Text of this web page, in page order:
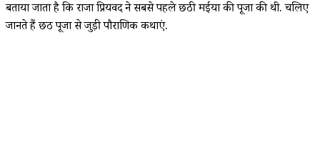
बताया जाता है कि राजा प्रियवद ने सबसे पहले छठी मईया की पूजा की थी. चलिए
जानते हैं छठ पूजा से जुड़ी पौराणिक कथाएं.